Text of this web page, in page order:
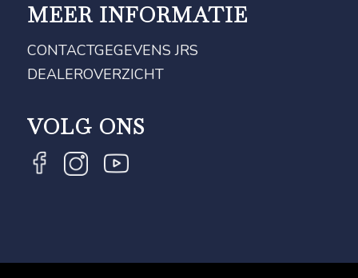
MEER INFORMATIE
CONTACTGEGEVENS JRS
DEALEROVERZICHT
VOLG ONS